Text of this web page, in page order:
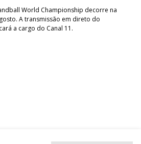
World Championship decorre na
A transmissão em direto do
a cargo do Canal 11.